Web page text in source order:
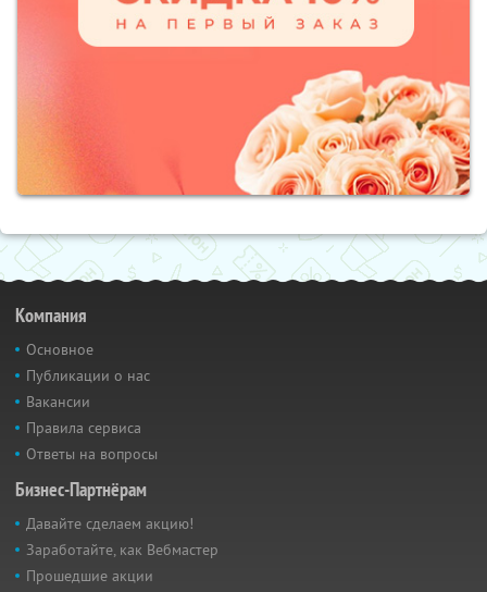
Компания
Основное
Публикации о нас
Вакансии
Правила сервиса
Ответы на вопросы
Бизнес-Партнёрам
Давайте сделаем акцию!
Заработайте, как Вебмастер
Прошедшие акции